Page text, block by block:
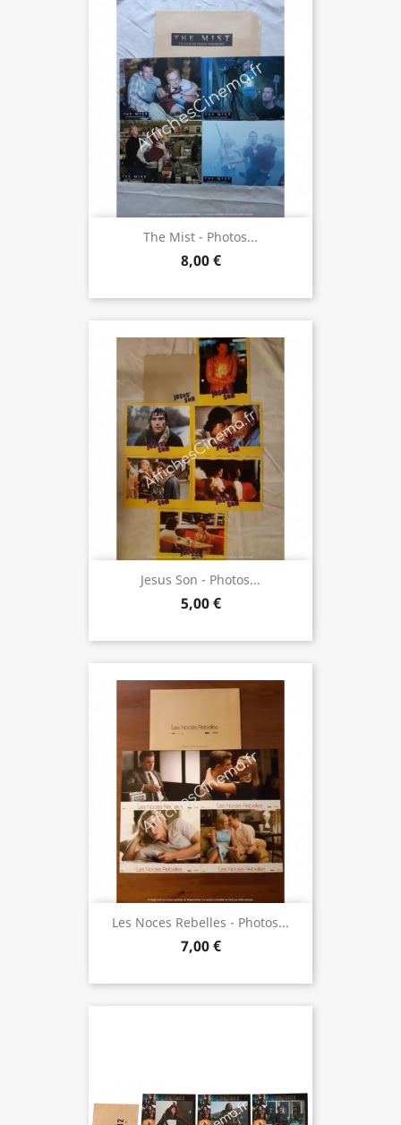
The Mist - Photos...
8,00 €
Jesus Son - Photos...
5,00 €
Les Noces Rebelles - Photos...
7,00 €